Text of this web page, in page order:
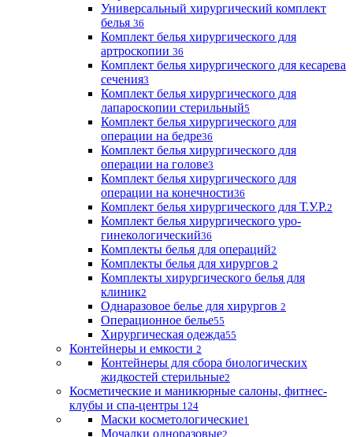
Универсальный хирургический комплект
белья 36
Комплект белья хирургического для
артроскопии 36
Комплект белья хирургического для кесарева
сечения3
Комплект белья хирургического для
лапароскопии стерильный5
Комплект белья хирургического для
операции на бедре36
Комплект белья хирургического для
операции на голове3
Комплект белья хирургического для
операции на конечности36
Комплект белья хирургического для Т.У.Р.2
Комплект белья хирургического уро-
гинекологический36
Комплекты белья для операций2
Комплекты белья для хирургов 2
Комплекты хирургического белья для
клиник2
Однаразовое белье для хирургов 2
Операционное белье55
Хирургическая одежда55
Контейнеры и емкости 2
Контейнеры для сбора биологических
жидкостей стерильные2
Косметические и маникюрные салоны, фитнес-
клубы и спа-центры 124
Маски косметологические1
Мочалки одноразовые2